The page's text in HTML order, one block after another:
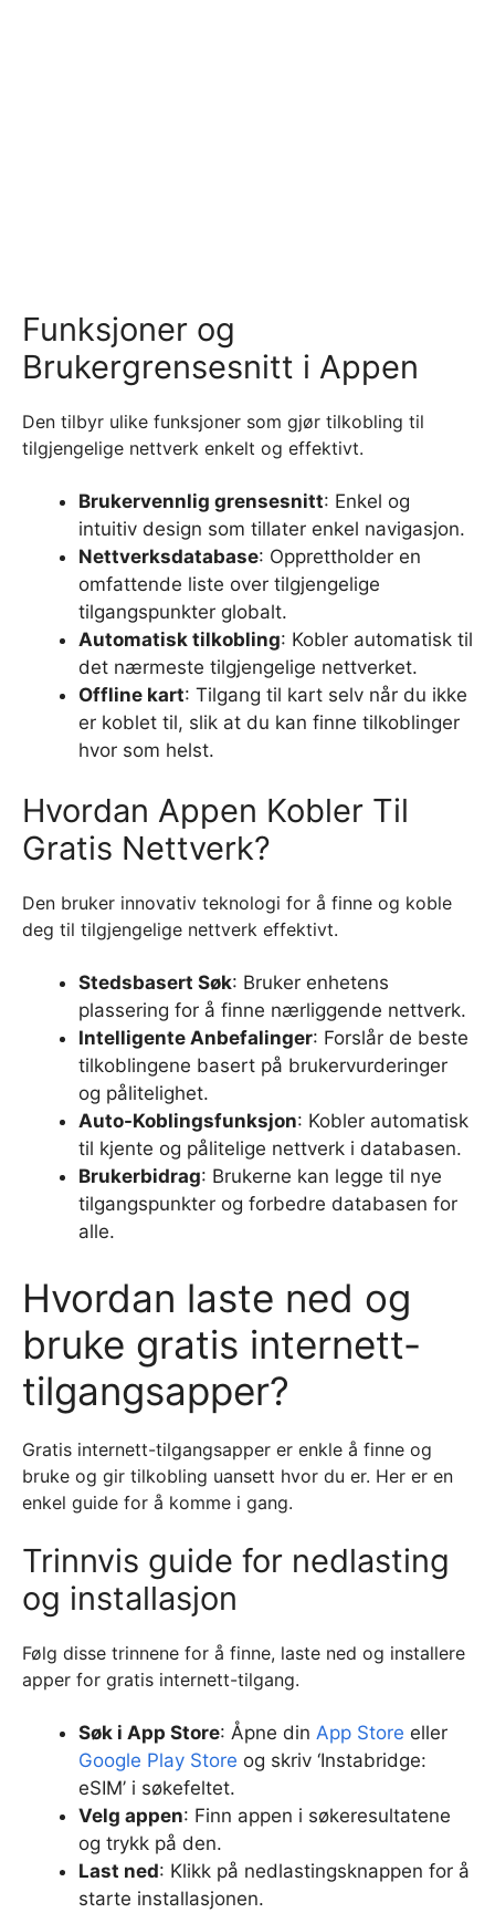
Funksjoner og
Brukergrensesnitt i Appen
Den tilbyr ulike funksjoner som gjør tilkobling til
tilgjengelige nettverk enkelt og effektivt.
Brukervennlig grensesnitt: Enkel og
intuitiv design som tillater enkel navigasjon.
Nettverksdatabase: Opprettholder en
omfattende liste over tilgjengelige
tilgangspunkter globalt.
Automatisk tilkobling: Kobler automatisk til
det nærmeste tilgjengelige nettverket.
Offline kart: Tilgang til kart selv når du ikke
er koblet til, slik at du kan finne tilkoblinger
hvor som helst.
Hvordan Appen Kobler Til
Gratis Nettverk?
Den bruker innovativ teknologi for å finne og koble
deg til tilgjengelige nettverk effektivt.
Stedsbasert Søk: Bruker enhetens
plassering for å finne nærliggende nettverk.
Intelligente Anbefalinger: Forslår de beste
tilkoblingene basert på brukervurderinger
og pålitelighet.
Auto-Koblingsfunksjon: Kobler automatisk
til kjente og pålitelige nettverk i databasen.
Brukerbidrag: Brukerne kan legge til nye
tilgangspunkter og forbedre databasen for
alle.
Hvordan laste ned og
bruke gratis internett-
tilgangsapper?
Gratis internett-tilgangsapper er enkle å finne og
bruke og gir tilkobling uansett hvor du er. Her er en
enkel guide for å komme i gang.
Trinnvis guide for nedlasting
og installasjon
Følg disse trinnene for å finne, laste ned og installere
apper for gratis internett-tilgang.
Søk i App Store: Åpne din App Store eller
Google Play Store og skriv ‘Instabridge:
eSIM’ i søkefeltet.
Velg appen: Finn appen i søkeresultatene
og trykk på den.
Last ned: Klikk på nedlastingsknappen for å
starte installasjonen.